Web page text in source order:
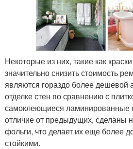
Некоторые из них, такие как
значительно снизить стоимость
являются гораздо более дешевой
отделке стен по сравнению с
самоклеющиеся ламинированные
отличие от предыдущих, сделаны
фольги, что делает их еще более
стойкими.